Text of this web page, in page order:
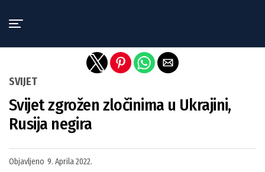
SVIJET
Svijet zgrožen zločinima u Ukrajini,
Rusija negira
Objavljeno 9. Aprila 2022.